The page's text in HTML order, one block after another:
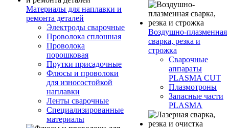
Материалы для наплавки и
ремонта деталей
Электроды сварочные
Проволока сплошная
Проволока
порошковая
Прутки присадочные
Флюсы и проволоки
для износостойкой
наплавки
Ленты сварочные
Специализированные
материалы
Воздушно-плазменная
сварка, резка и
строжка
Сварочные
аппараты
PLASMA CUT
Плазмотроны
Запасные части
PLASMA